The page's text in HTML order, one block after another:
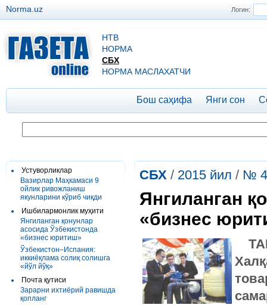
Логин:
Norma.uz
НТВ
НОРМА
СБХ
НОРМА МАСЛАХАТЧИ
Бош саҳифа Янги сон
Устуворликлар
Вазирлар Маҳкамаси 9
ойлик ривожланиш
якунларини кўриб чиқди
Ишбилармонлик муҳити
Янгиланган қонунлар
асосида Ўзбекистонда
«бизнес юритиш»
Ўзбекистон–Испания:
иккиёқлама солиқ солишга
«йўл йўқ»
Почта қутиси
Зарарни ихтиёрий равишда
қопланг
СБХ / 2015 йил / №
Янгиланган
«бизнес